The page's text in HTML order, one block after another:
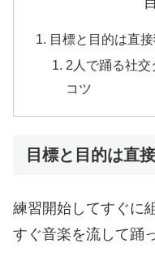
目標と目的は直
2人で踊る社
コツ
目標と目的は直
練習開始してすぐに
すぐ音楽を流して踊